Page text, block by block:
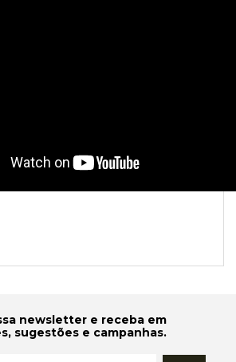
newsletter e receba em
sugestões e campanhas.